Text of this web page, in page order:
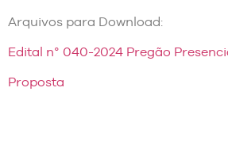
Arquivos para Download:
Edital n° 040-2024 Pregão
Proposta